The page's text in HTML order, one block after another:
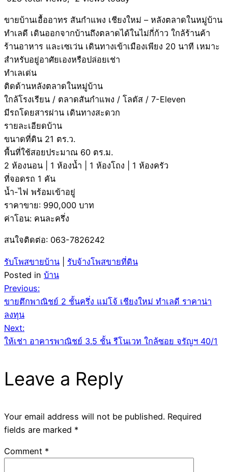
ขายบ้านเอื้ออาทร สันกำแพง เชียงใหม่ – หลังตลาดในหมู่บ้าน
ทำเลดี เดินออกจากบ้านถึงตลาดได้ในไม่กี่ก้าว ใกล้ร้านค้า
ร้านอาหาร และเซเว่น เดินทางเข้าเมืองเพียง 20 นาที เหมาะ
สำหรับอยู่อาศัยเองหรือปล่อยเช่า
ทำเลเด่น
ติดด้านหลังตลาดในหมู่บ้าน
ใกล้โรงเรียน / ตลาดสันกำแพง / โลตัส / 7-Eleven
มีรถโดยสารผ่าน เดินทางสะดวก
รายละเอียดบ้าน
ขนาดที่ดิน 21 ตร.ว.
พื้นที่ใช้สอยประมาณ 60 ตร.ม.
2 ห้องนอน | 1 ห้องน้ำ | 1 ห้องโถง | 1 ห้องครัว
ที่จอดรถ 1 คัน
น้ำ-ไฟ พร้อมเข้าอยู่
ราคาขาย: 990,000 บาท
ค่าโอน: คนละครึ่ง
สนใจติดต่อ: 063-7826242
รับโพสขายบ้าน
รับจ้างโพสขายที่ดิน
Posted in บ้าน
Post
navigation
Previous:
ขายตึกพาณิชย์ 2 ชั้นครึ่ง แม่โจ้ เชียงใหม่ ทำเลดี ราคาน่า
ลงทุน
Next:
ให้เช่า อาคารพาณิชย์ 3.5 ชั้น รีโนเวท ใกล้ซอย จรัญฯ 40/1
Leave a Reply
Your email address will not be published. Required
fields are marked *
Comment *